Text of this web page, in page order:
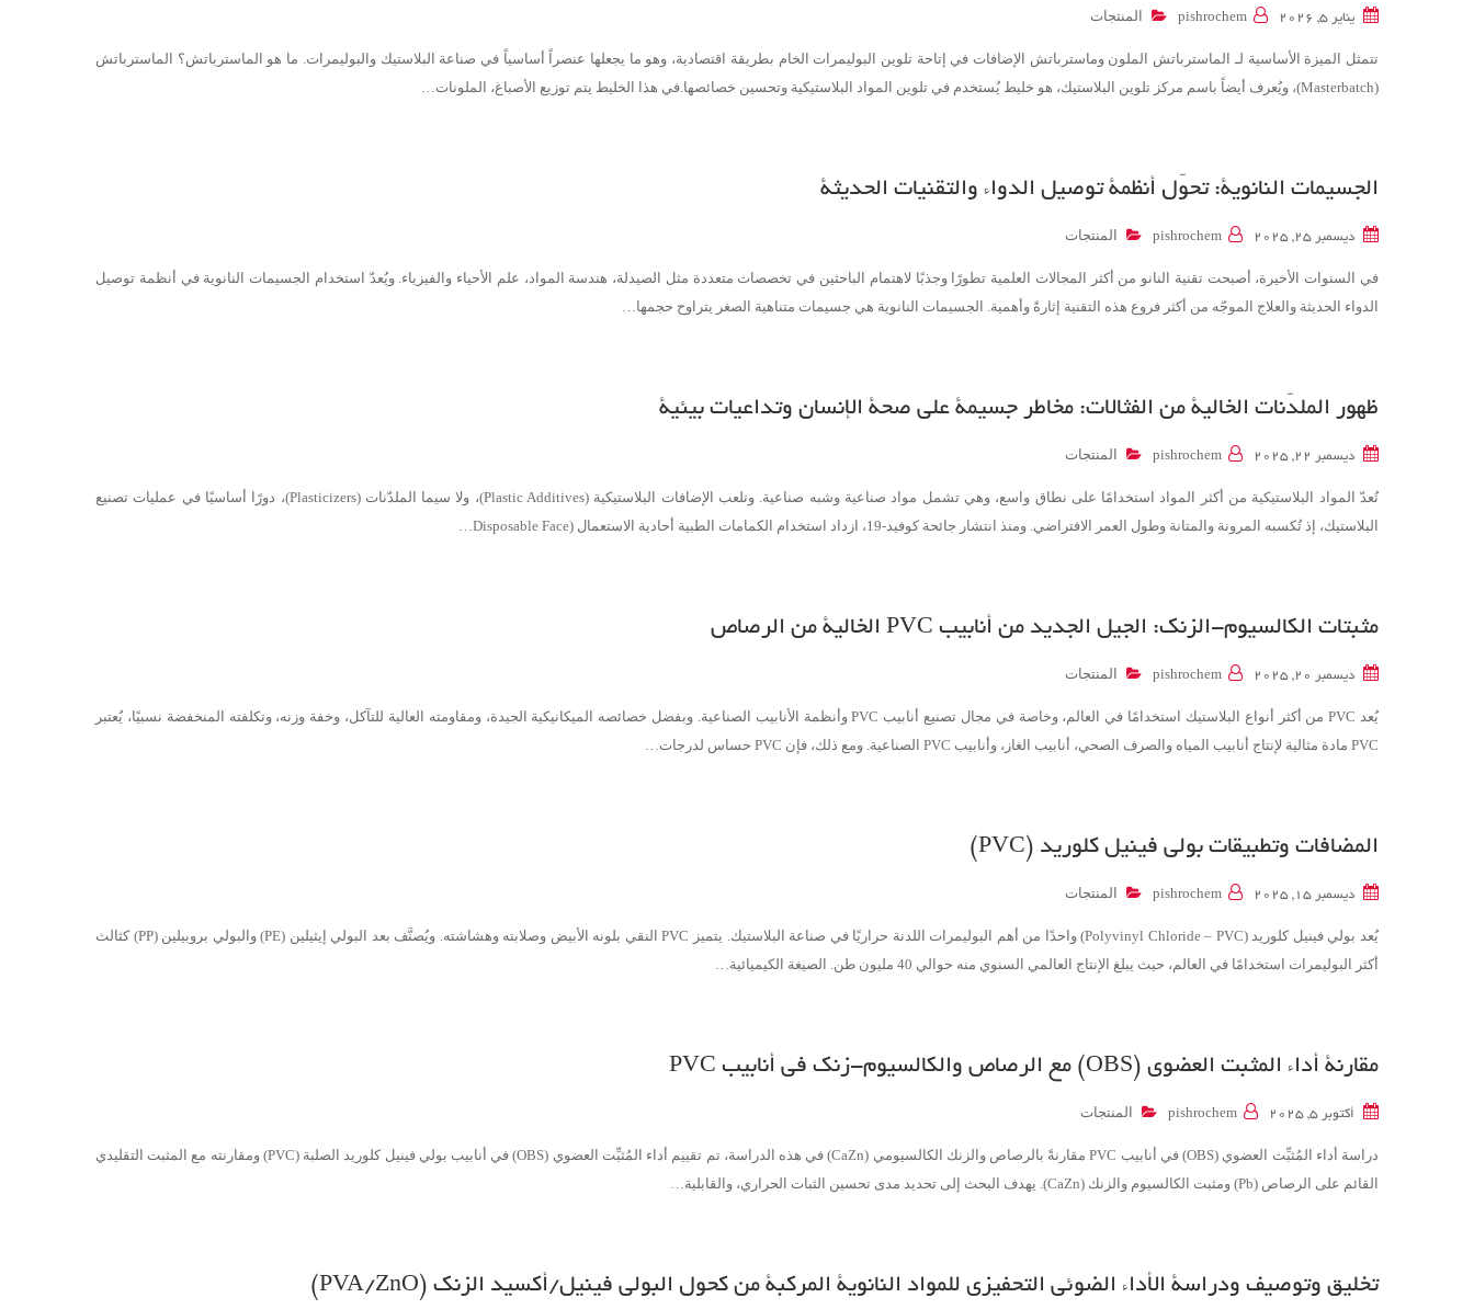
يناير 5, 2026 pishrochem المنتجات
تتمثل الميزة الأساسية لـ الماسترباتش الملون وماسترباتش الإضافات في إتاحة تلوين البوليمرات الخام بطريقة اقتصادية، وهو ما يجعلها عنصراً أساسياً في صناعة البلاستيك والبوليمرات. ما هو الماسترباتش؟ الماسترباتش
(Masterbatch)، ويُعرف أيضاً باسم مركز تلوين البلاستيك، هو خليط يُستخدم في تلوين المواد البلاستيكية وتحسين خصائصها.في هذا الخليط يتم توزيع الأصباغ، الملونات…
الجسيمات النانوية: تحوّل أنظمة توصيل الدواء والتقنيات الحديثة
ديسمبر 25, 2025 pishrochem المنتجات
في السنوات الأخيرة، أصبحت تقنية النانو من أكثر المجالات العلمية تطورًا وجذبًا لاهتمام الباحثين في تخصصات متعددة مثل الصيدلة، هندسة المواد، علم الأحياء والفيزياء. ويُعدّ استخدام الجسيمات النانوية في أنظمة توصيل
الدواء الحديثة والعلاج الموجّه من أكثر فروع هذه التقنية إثارةً وأهمية. الجسيمات النانوية هي جسيمات متناهية الصغر يتراوح حجمها…
ظهور الملدّنات الخالية من الفثالات: مخاطر جسيمة على صحة الإنسان وتداعيات بيئية
ديسمبر 22, 2025 pishrochem المنتجات
تُعدّ المواد البلاستيكية من أكثر المواد استخدامًا على نطاق واسع، وهي تشمل مواد صناعية وشبه صناعية. وتلعب الإضافات البلاستيكية (Plastic Additives)، ولا سيما الملدّنات (Plasticizers)، دورًا أساسيًا في عمليات تصنيع
البلاستيك، إذ تُكسبه المرونة والمتانة وطول العمر الافتراضي. ومنذ انتشار جائحة كوفيد-19، ازداد استخدام الكمامات الطبية أحادية الاستعمال (Disposable Face…
مثبتات الكالسيوم-الزنك: الجيل الجديد من أنابيب PVC الخالية من الرصاص
ديسمبر 20, 2025 pishrochem المنتجات
يُعد PVC من أكثر أنواع البلاستيك استخدامًا في العالم، وخاصة في مجال تصنيع أنابيب PVC وأنظمة الأنابيب الصناعية. وبفضل خصائصه الميكانيكية الجيدة، ومقاومته العالية للتآكل، وخفة وزنه، وتكلفته المنخفضة نسبيًا، يُعتبر
PVC مادة مثالية لإنتاج أنابيب المياه والصرف الصحي، أنابيب الغاز، وأنابيب PVC الصناعية. ومع ذلك، فإن PVC حساس لدرجات…
المضافات وتطبيقات بولي فينيل كلوريد (PVC)
ديسمبر 15, 2025 pishrochem المنتجات
يُعد بولي فينيل كلوريد (Polyvinyl Chloride – PVC) واحدًا من أهم البوليمرات اللدنة حراريًا في صناعة البلاستيك. يتميز PVC النقي بلونه الأبيض وصلابته وهشاشته. ويُصنَّف بعد البولي إيثيلين (PE) والبولي بروبيلين (PP) كثالث
أكثر البوليمرات استخدامًا في العالم، حيث يبلغ الإنتاج العالمي السنوي منه حوالي 40 مليون طن. الصيغة الكيميائية…
مقارنة أداء المثبت العضوي (OBS) مع الرصاص والكالسيوم-زنك في أنابيب PVC
أكتوبر 5, 2025 pishrochem المنتجات
دراسة أداء المُثبِّت العضوي (OBS) في أنابيب PVC مقارنةً بالرصاص والزنك الكالسيومي (CaZn) في هذه الدراسة، تم تقييم أداء المُثبِّت العضوي (OBS) في أنابيب بولي فينيل كلوريد الصلبة (PVC) ومقارنته مع المثبت التقليدي
القائم على الرصاص (Pb) ومثبت الكالسيوم والزنك (CaZn). يهدف البحث إلى تحديد مدى تحسين الثبات الحراري، والقابلية…
تخليق وتوصيف ودراسة الأداء الضوئي التحفيزي للمواد النانوية المركبة من كحول البولي فينيل/أكسيد الزنك (PVA/ZnO)